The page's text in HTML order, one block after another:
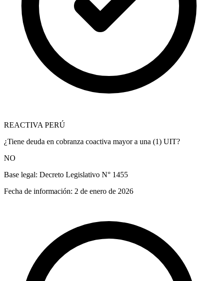
REACTIVA PERÚ
¿Tiene deuda en cobranza coactiva mayor a una (1) UIT?
NO
Base legal: Decreto Legislativo N° 1455
Fecha de información: 2 de enero de 2026